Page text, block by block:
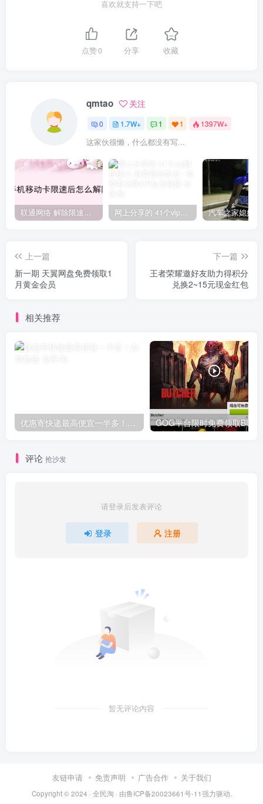
喜欢就支持一下吧
点赞0 分享 收藏
qmtao 关注
0 1.7W+ 1 1 1397W+
这家伙很懒，什么都没有写...
联通网络 解除限速方法参考！畅享、畅玩、老白干等及其它地区自测了 网上分享的 41个vip解析接口 有需要的拿去~ 免费看全网VIP会员视频
上一篇
新一期 天翼网盘免费领取1
月黄金会员
下一篇
王者荣耀邀好友助力得积分
兑换2~15元现金红包
相关推荐
优惠寄快递最高便宜一半多！白鸽惠递
评论 抢沙发
请登录后发表评论
登录 注册
暂无评论内容
友链申请 免责声明 广告合作 关于我们
Copyright © 2024 · 全民淘 · 由鲁ICP备20023661号-11强力驱动.